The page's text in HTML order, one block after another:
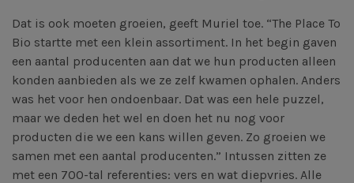
Dat is ook moeten groeien, geeft Muriel toe. “The Place To
Bio startte met een klein assortiment. In het begin gaven
een aantal producenten aan dat we hun producten alleen
konden aanbieden als we ze zelf kwamen ophalen. Anders
was het voor hen ondoenbaar. Dat was een hele puzzel,
maar we deden het wel en doen het nu nog voor
producten die we een kans willen geven. Zo groeien we
samen met een aantal producenten.” Intussen zitten ze
met een 700-tal referenties: vers en wat diepvries. Alle